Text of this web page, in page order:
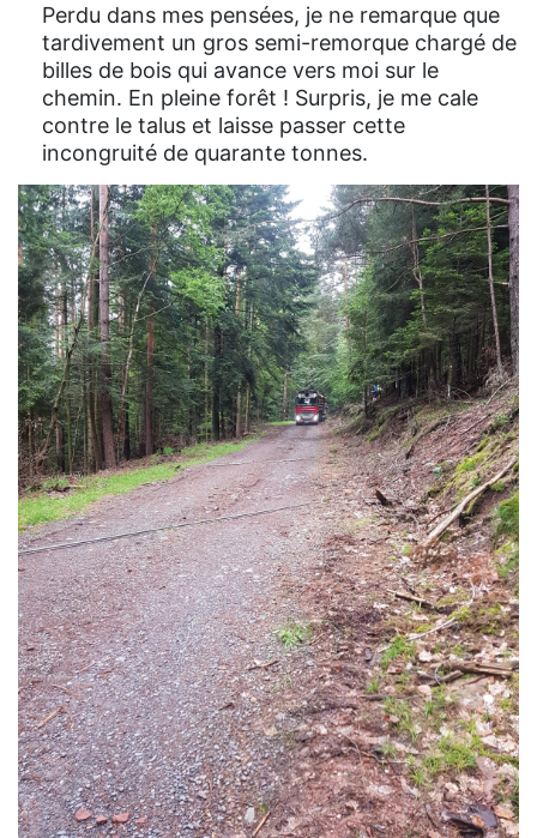
Perdu dans mes pensées, je ne remarque que
tardivement un gros semi-remorque chargé de
billes de bois qui avance vers moi sur le
chemin. En pleine forêt ! Surpris, je me cale
contre le talus et laisse passer cette
incongruité de quarante tonnes.